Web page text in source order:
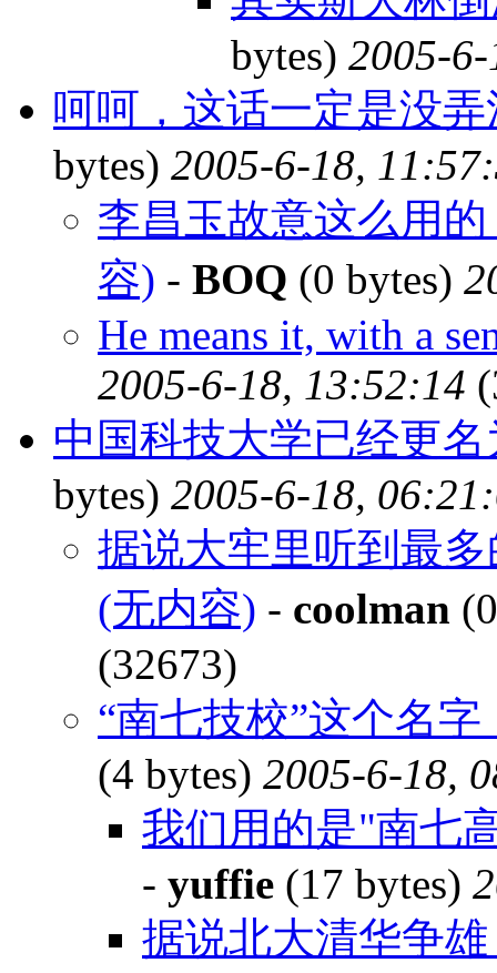
bytes) 2005-
呵呵，这话一定是没
bytes) 2005-6-18,
李昌玉故意这么用
容) - BOQ (0 bytes)
He means it, with a
2005-6-18, 13:52:14
中国科技大学已经更
bytes) 2005-6-18,
据说大牢里听到最
(无内容) - coolman
(32673)
“南七技校”这个名
(4 bytes) 2005-6-18,
我们用的是"南七
- yuffie (17 bytes)
据说北大清华争